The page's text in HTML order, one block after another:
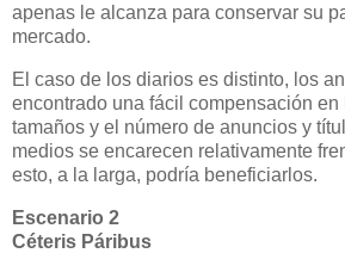
apenas le alcanza para conservar su
mercado.
El caso de los diarios es distinto, los
encontrado una fácil compensación
tamaños y el número de anuncios y
medios se encarecen relativamente
esto, a la larga, podría beneficiarlos.
Escenario 2
Céteris Páribus